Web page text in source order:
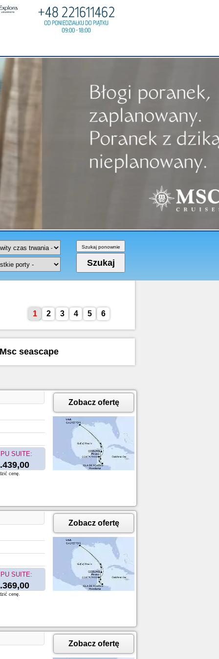
6
5
4
3
2
1
seascape
SUITE:
Zobacz ofertę
cenę.
SUITE:
Zobacz ofertę
cenę.
Zobacz ofertę